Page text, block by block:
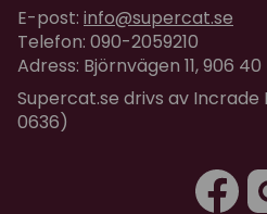
E-post: info@supercat.se
Telefon: 090-2059210
Adress: Björnvägen 11, 906 40
Supercat.se drivs av Incrade
0636)